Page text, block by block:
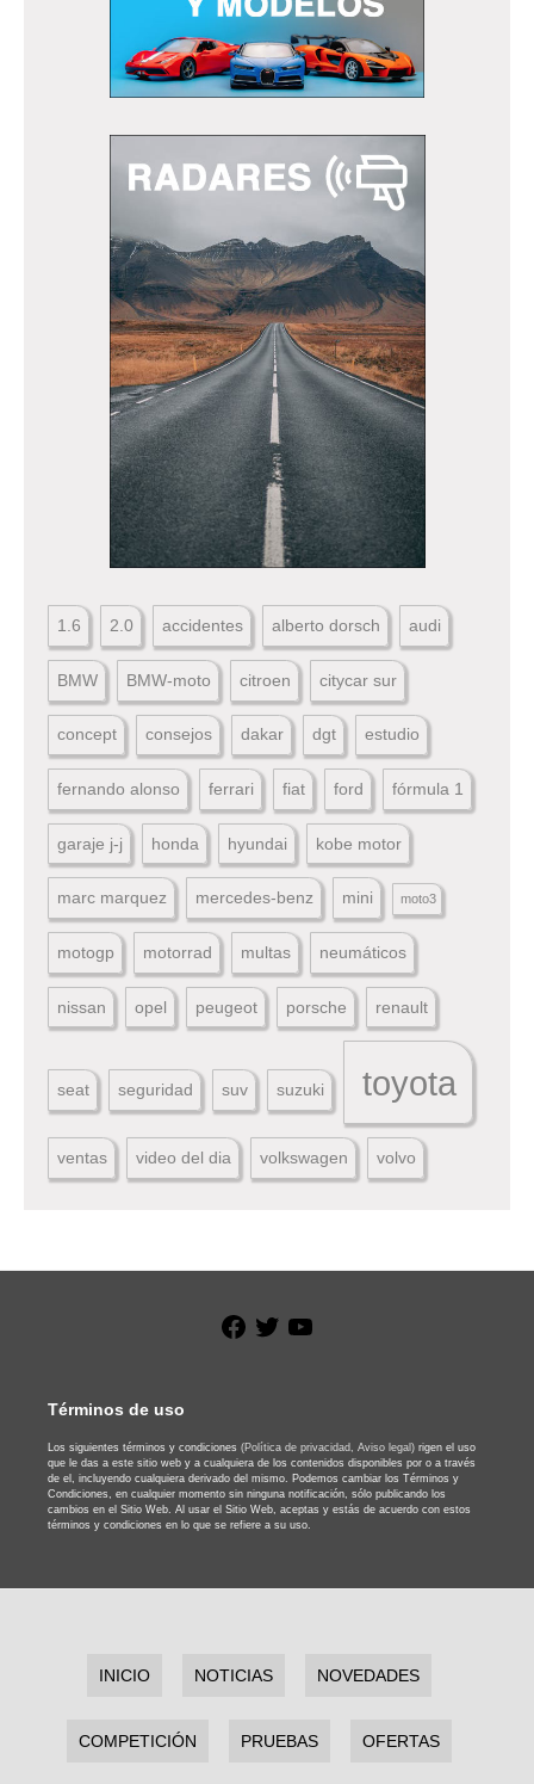
1.6 2.0 accidentes alberto dorsch audi
BMW BMW-moto citroen citycar sur
concept consejos dakar dgt estudio
fernando alonso ferrari fiat ford fórmula 1
garaje j-j honda hyundai kobe motor
marc marquez mercedes-benz mini moto3
motogp motorrad multas neumáticos
nissan opel peugeot porsche renault
seat seguridad suv suzuki toyota
ventas video del dia volkswagen volvo
Facebook
Twitter
Términos de uso
Los siguientes términos y condiciones (Política de privacidad, Aviso legal) rigen el uso
que le das a este sitio web y a cualquiera de los contenidos disponibles por o a través
de el, incluyendo cualquiera derivado del mismo. Podemos cambiar los Términos y
Condiciones, en cualquier momento sin ninguna notificación, sólo publicando los
cambios en el Sitio Web. Al usar el Sitio Web, aceptas y estás de acuerdo con estos
términos y condiciones en lo que se refiere a su uso.
INICIO NOTICIAS NOVEDADES
COMPETICIÓN PRUEBAS OFERTAS